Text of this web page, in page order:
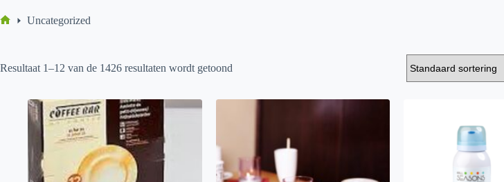
Uncategorized
Resultaat 1–12 van de 1426 resultaten wordt getoond